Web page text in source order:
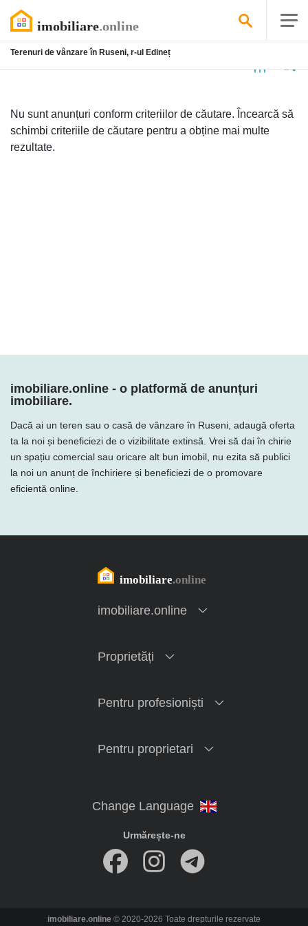
Terenuri de vânzare în Ruseni, r-ul Edineț
Nu sunt anunțuri conform criteriilor de căutare. Încearcă să
schimbi criteriile de căutare pentru a obține mai multe
rezultate.
imobiliare.online - o platformă de anunțuri
imobiliare.
Dacă ai un teren sau o casă de vânzare în Ruseni, adaugă oferta
ta la noi și beneficiezi de o vizibilitate extinsă. Vrei să dai în chirie
un spațiu comercial sau oricare alt bun imobil, nu ezita să publici
la noi un anunț de închiriere și beneficiezi de o promovare
eficientă online.
imobiliare.online
Proprietăți
Pentru profesioniști
Pentru proprietari
Urmărește-ne
imobiliare.online © 2020-2026 Toate drepturile rezervate